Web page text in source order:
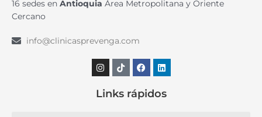
16 sedes en Antioquia Área Metropolitana y Oriente
Cercano
info@clinicasprevenga.com
Instagram
TiktokFacebookLinkedin
Links rápidos